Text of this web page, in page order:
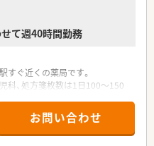
て週40時間勤務
ぐ近くの薬局です。
科、処方箋枚数は1日100～150
に店舗を持つ大手ドラッグスト
お問い合わせ